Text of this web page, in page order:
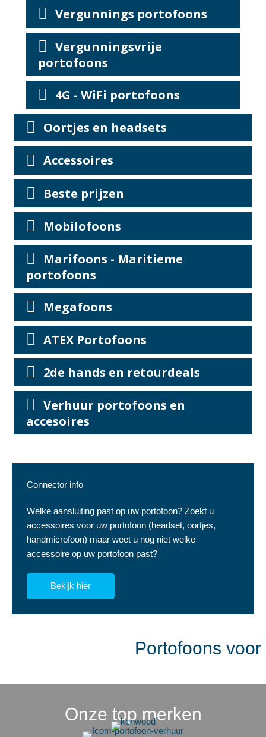
Vergunnings portofoons
Vergunningsvrije
portofoons
4G - WiFi portofoons
Oortjes en headsets
Accessoires
Beste prijzen
Mobilofoons
Marifoons - Maritieme
portofoons
Megafoons
ATEX Portofoons
2de hands en retourdeals
Verhuur portofoons en
accesoires
Connector info
Welke aansluiting past op uw portofoon? Zoekt u
accessoires voor uw portofoon (headset, oortjes,
handmicrofoon) maar weet u nog niet welke
accessoire op uw portofoon past?
Bekijk hier
Portofoons voor
Onze top merken